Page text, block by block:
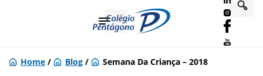
Home / Blog / Semana Da Criança – 2018